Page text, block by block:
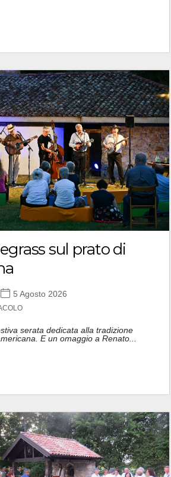
sul prato di
5 Agosto 2026
serata dedicata alla tradizione
E un omaggio a Renato...